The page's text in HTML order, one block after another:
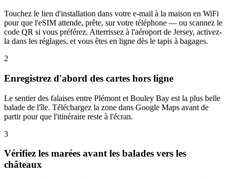
Touchez le lien d'installation dans votre e-mail à la maison en WiFi
pour que l'eSIM attende, prête, sur votre téléphone — ou scannez le
code QR si vous préférez. Atterrissez à l'aéroport de Jersey, activez-
la dans les réglages, et vous êtes en ligne dès le tapis à bagages.
2
Enregistrez d'abord des cartes hors ligne
Le sentier des falaises entre Plémont et Bouley Bay est la plus belle
balade de l'île. Téléchargez la zone dans Google Maps avant de
partir pour que l'itinéraire reste à l'écran.
3
Vérifiez les marées avant les balades vers les
châteaux